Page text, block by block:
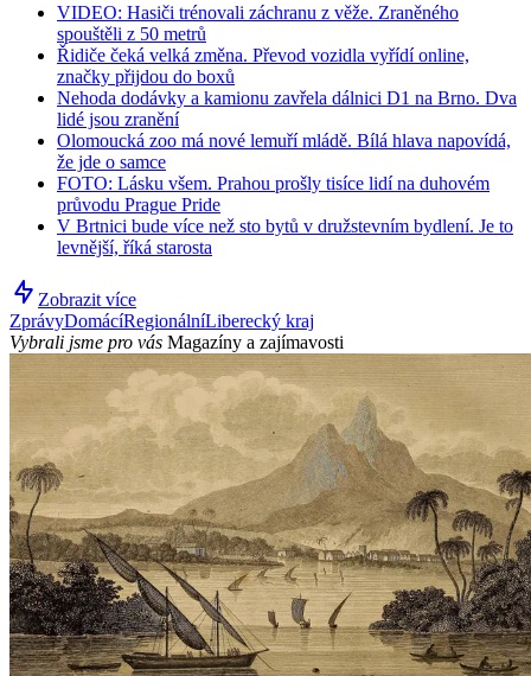
VIDEO: Hasiči trénovali záchranu z věže. Zraněného
spouštěli z 50 metrů
Řidiče čeká velká změna. Převod vozidla vyřídí online,
značky přijdou do boxů
Nehoda dodávky a kamionu zavřela dálnici D1 na Brno. Dva
lidé jsou zranění
Olomoucká zoo má nové lemuří mládě. Bílá hlava napovídá,
že jde o samce
FOTO: Lásku všem. Prahou prošly tisíce lidí na duhovém
průvodu Prague Pride
V Brtnici bude více než sto bytů v družstevním bydlení. Je to
levnější, říká starosta
Zobrazit více
ZprávyDomácíRegionálníLiberecký kraj
Vybrali jsme pro vás Magazíny a zajímavosti